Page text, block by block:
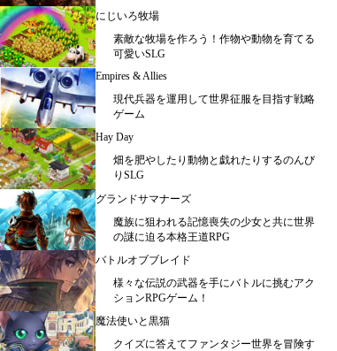
にじいろ牧場
素敵な牧場を作ろう！作物や動物を育てる
可愛いSLG
Empires & Allies
現代兵器を運用して世界征服を目指す戦略
ゲーム
Hay Day
畑を肥やしたり動物と戯れたりするのんび
りSLG
グランドサマナーズ
魔族に狙われる記憶喪失の少女と共に世界
の謎に迫る本格王道RPG
バトルオブブレイド
様々な伝説の武器を手にバトルに挑むアク
ションRPGゲーム！
魔法使いと黒猫
クイズに答えてファンタジー世界を冒険す